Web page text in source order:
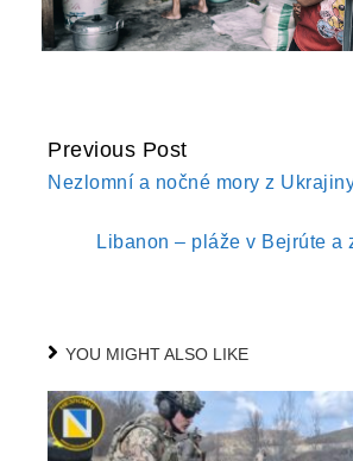
CONTINUE
READING
Previous Post
Nezlomní a nočné mory z
Libanon – pláže v Bejrúte a
YOU MIGHT ALSO LIKE